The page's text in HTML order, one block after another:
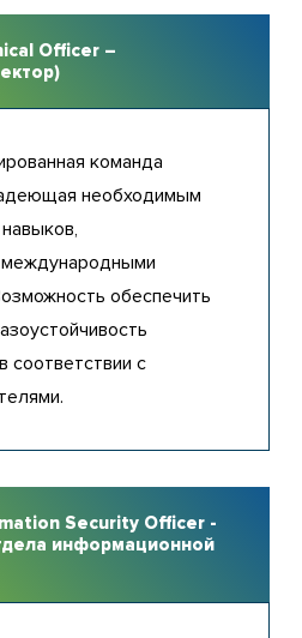
Officer –
команда
необходимым
обеспечить
соответствии с
Security Officer -
информационной